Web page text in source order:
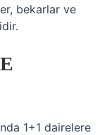
bekarlar ve
1+1 dairelere